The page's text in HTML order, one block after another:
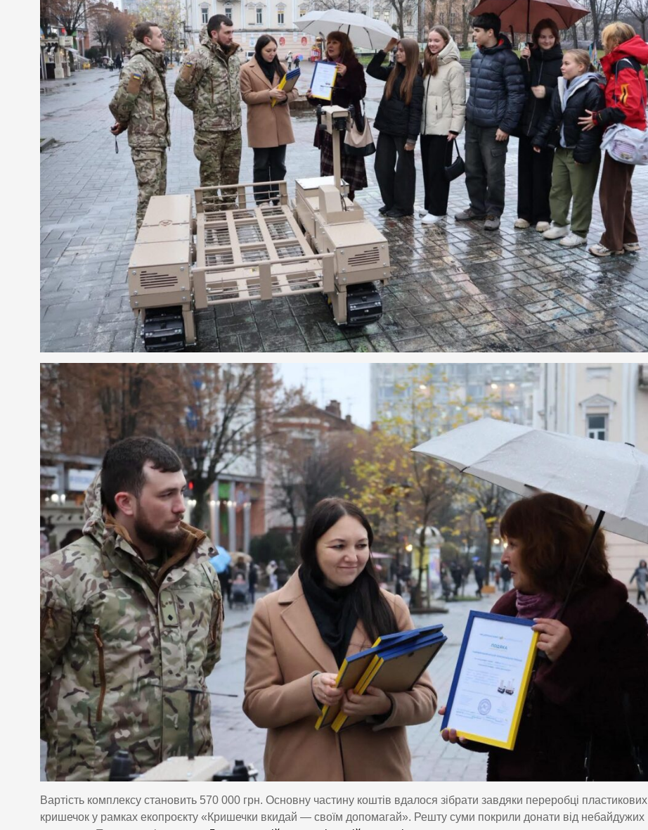
Вартість комплексу становить 570 000 грн. Основну частину коштів вдалося зібрати завдяки переробці пластикових
кришечок у рамках екопроєкту «Кришечки вкидай — своїм допомагай». Решту суми покрили донати від небайдужих